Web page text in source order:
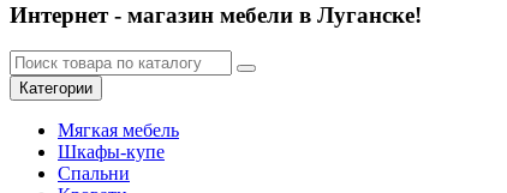
Интернет - магазин мебели в Луганске!
Категории
Мягкая мебель
Шкафы-купе
Спальни